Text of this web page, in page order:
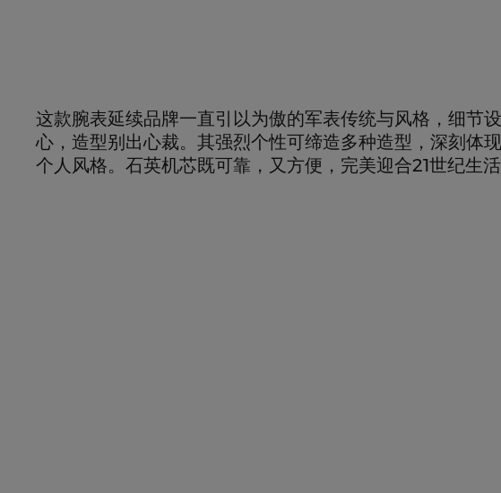
这款腕表延续品牌一直引以为傲的军表传统与风格，细节
心，造型别出心裁。其强烈个性可缔造多种造型，深刻体
个人风格。石英机芯既可靠，又方便，完美迎合21世纪生活